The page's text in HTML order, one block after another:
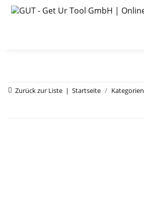
Zurück zur Liste Startseite Kategorien